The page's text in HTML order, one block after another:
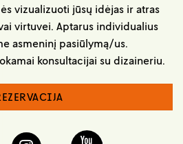
vizualizuoti jūsų idėjas ir atras
virtuvei. Aptarus individualius
asmeninį pasiūlymą/us.
konsultacijai su dizaineriu.